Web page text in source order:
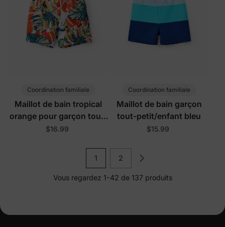
Coordination familiale
Maillot de bain tropical
orange pour garçon tout-
petit/enfant
$16.99
Coordination familiale
Maillot de bain garçon
tout-petit/enfant bleu
$15.99
1 2
Vous regardez 1-42 de 137 produits